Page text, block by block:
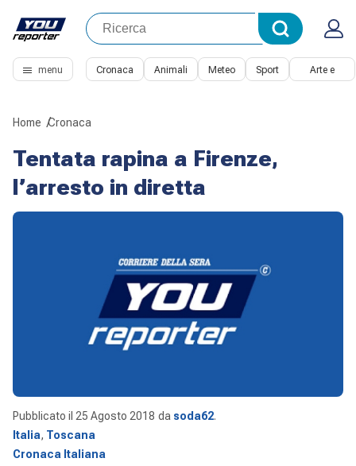
menu Cronaca Animali Meteo Sport Arte e
Home Cronaca
Tentata rapina a Firenze,
l’arresto in diretta
Pubblicato il 25 Agosto 2018 da soda62.
Italia, Toscana
Cronaca Italiana